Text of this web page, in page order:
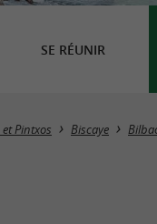
SE RÉUNIR
Pintxos Biscaye